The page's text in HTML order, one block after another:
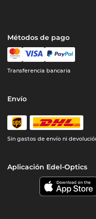
Métodos de pago
Transferencia bancaria
Envío
Sin gastos de envío ni
Aplicación Edel-Optics